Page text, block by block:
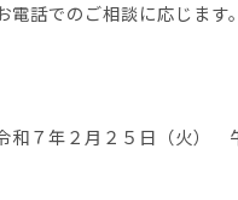
電話でのご相談に応じます。
和７年２月２５日（火）